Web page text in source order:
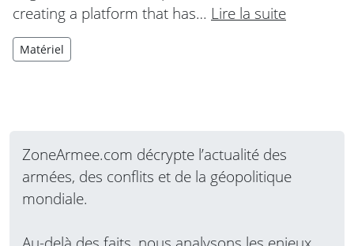
creating a platform that has… Lire la suite
Matériel
ZoneArmee.com décrypte l’actualité des
armées, des conflits et de la géopolitique
mondiale.